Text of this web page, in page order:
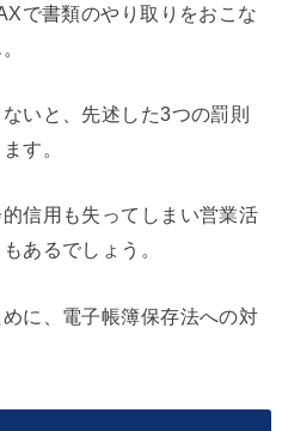
で書類のやり取りをおこな
いと、先述した3つの罰則
す。
信用も失ってしまい営業活
あるでしょう。
に、電子帳簿保存法への対